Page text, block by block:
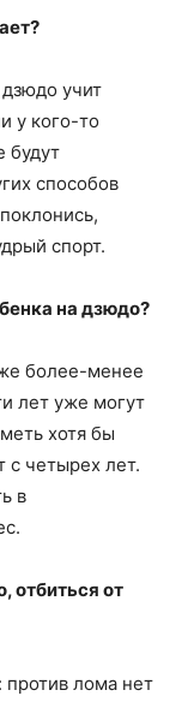
учит
у кого-то
будут
способов
спорт.
на дзюдо?
более-менее
лет уже могут
хотя бы
с четырех лет.
в
отбиться от
лома нет